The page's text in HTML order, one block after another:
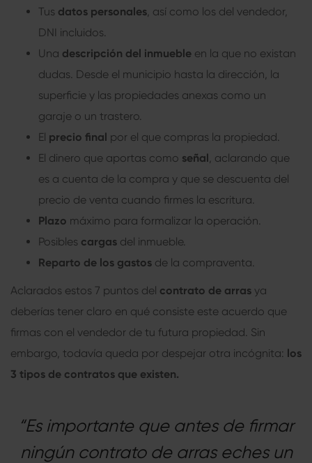
Tus datos personales , así como los del vendedor,
DNI incluidos.
Una descripción del inmueble en la que no existan
dudas. Desde el municipio hasta la dirección, la
superficie y las propiedades anexas como un
garaje o un trastero.
El precio final por el que compras la propiedad.
El dinero que aportas como señal , aclarando que
es a cuenta de la compra y que se descuenta del
precio de venta cuando firmes la escritura.
Plazo máximo para formalizar la operación.
Posibles cargas del inmueble.
Reparto de los gastos de la compraventa.
Aclarados estos 7 puntos del contrato de arras ya
deberías tener claro en qué consiste este acuerdo que
firmas con el vendedor de tu futura propiedad. Sin
embargo, todavía queda por despejar otra incógnita: los
3 tipos de contratos que existen.
“Es importante que antes de firmar
ningún contrato de arras eches un